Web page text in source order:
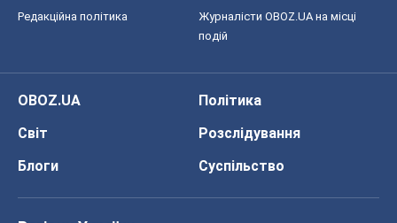
Редакційна політика
Журналісти OBOZ.UA на місці
подій
OBOZ.UA
Політика
Світ
Розслідування
Блоги
Суспільство